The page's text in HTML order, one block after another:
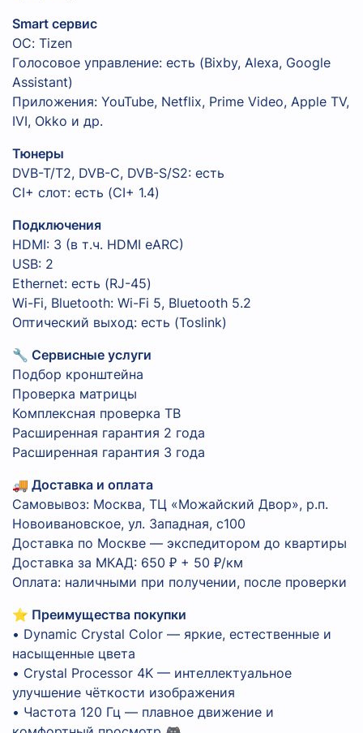
Smart сервис
ОС: Tizen
Голосовое управление: есть (Bixby, Alexa, Google
Assistant)
Приложения: YouTube, Netflix, Prime Video, Apple TV,
IVI, Okko и др.
Тюнеры
DVB-T/T2, DVB-C, DVB-S/S2: есть
CI+ слот: есть (CI+ 1.4)
Подключения
HDMI: 3 (в т.ч. HDMI eARC)
USB: 2
Ethernet: есть (RJ-45)
Wi-Fi, Bluetooth: Wi-Fi 5, Bluetooth 5.2
Оптический выход: есть (Toslink)
🔧 Сервисные услуги
Подбор кронштейна
Проверка матрицы
Комплексная проверка ТВ
Расширенная гарантия 2 года
Расширенная гарантия 3 года
🚚 Доставка и оплата
Самовывоз: Москва, ТЦ «Можайский Двор», р.п.
Новоивановское, ул. Западная, с100
Доставка по Москве — экспедитором до квартиры
Доставка за МКАД: 650 ₽ + 50 ₽/км
Оплата: наличными при получении, после проверки
⭐ Преимущества покупки
• Dynamic Crystal Color — яркие, естественные и
насыщенные цвета
• Crystal Processor 4K — интеллектуальное
улучшение чёткости изображения
• Частота 120 Гц — плавное движение и